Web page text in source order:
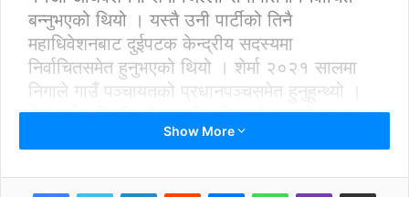
बन्नुभएको थियो । यस्तै उनी पार्टीको तिनै
महाधिवेशनबाट दुईपटक केन्द्रीय सदस्यमा
निर्वाचितसमेत हुनुभएको थियो । शेर्मा २०२१ सालमा
निगाले गाउँ पञ्चायतको प्रधानपञ्चसमेत हुनुहुन्थ्यो ।
शेर्मा दुई श्रीमतीमध्ये कान्छी जनिमायाँ मगरको साथमा
काठमाडौँ बस्दै आउनुभएको थियो । उहाँका दुई छोरा र
Show More
LinkedInReddit MessengerWhatsAppViber Share via Email